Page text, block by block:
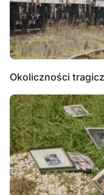
Okoliczności